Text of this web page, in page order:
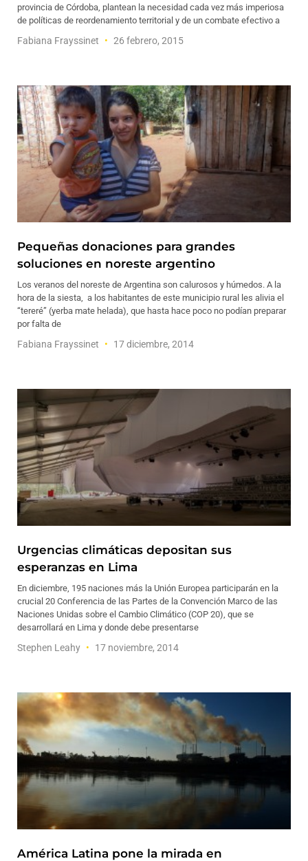
provincia de Córdoba, plantean la necesidad cada vez más imperiosa
de políticas de reordenamiento territorial y de un combate efectivo a
Fabiana Frayssinet 26 febrero, 2015
Pequeñas donaciones para grandes
soluciones en noreste argentino
Los veranos del noreste de Argentina son calurosos y húmedos. A la
hora de la siesta, a los habitantes de este municipio rural les alivia el
“tereré” (yerba mate helada), que hasta hace poco no podían preparar
por falta de
Fabiana Frayssinet 17 diciembre, 2014
Urgencias climáticas depositan sus
esperanzas en Lima
En diciembre, 195 naciones más la Unión Europea participarán en la
crucial 20 Conferencia de las Partes de la Convención Marco de las
Naciones Unidas sobre el Cambio Climático (COP 20), que se
desarrollará en Lima y donde debe presentarse
Stephen Leahy 17 noviembre, 2014
América Latina pone la mirada en